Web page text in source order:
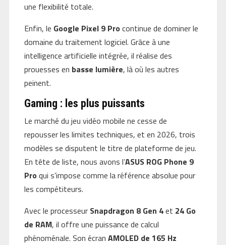
une flexibilité totale.
Enfin, le Google Pixel 9 Pro continue de dominer le
domaine du traitement logiciel. Grâce à une
intelligence artificielle intégrée, il réalise des
prouesses en basse lumière, là où les autres
peinent.
Gaming : les plus puissants
Le marché du jeu vidéo mobile ne cesse de
repousser les limites techniques, et en 2026, trois
modèles se disputent le titre de plateforme de jeu.
En tête de liste, nous avons l’ASUS ROG Phone 9
Pro qui s’impose comme la référence absolue pour
les compétiteurs.
Avec le processeur Snapdragon 8 Gen 4et 24 Go
de RAM, il offre une puissance de calcul
phénoménale. Son écran AMOLED de 165 Hz